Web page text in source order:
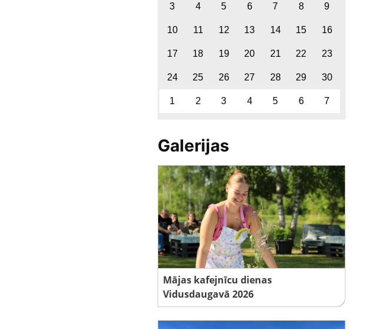
3 4 5 6 7 8 9
10 11 12 13 14 15 16
17 18 19 20 21 22 23
24 25 26 27 28 29 30
1 2 3 4 5 6 7
Galerijas
Mājas kafejnīcu dienas
Vidusdaugavā 2026